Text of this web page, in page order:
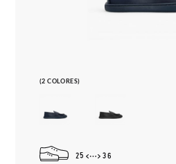
(2 COLORES)
25 36